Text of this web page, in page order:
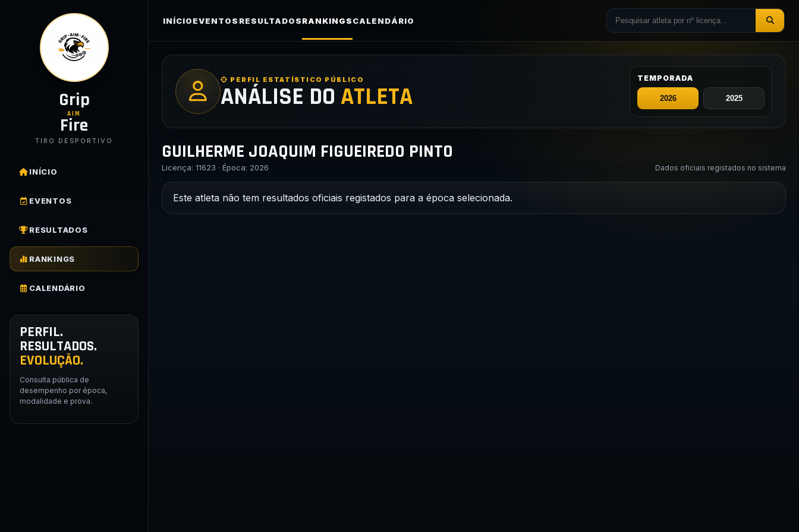
Grip
AIM
Fire
TIRO DESPORTIVO
INÍCIO
EVENTOS
RESULTADOS
RANKINGS
CALENDÁRIO
PERFIL.
RESULTADOS.
EVOLUÇÃO.
Consulta pública de
desempenho por época,
modalidade e prova.
INÍCIOEVENTOS RESULTADOSRANKINGSCALENDÁRIO
PERFIL ESTATÍSTICO PÚBLICO
ANÁLISE DO ATLETA
TEMPORADA
GUILHERME JOAQUIM FIGUEIREDO PINTO
Licença: 11623 · Época: 2026 Dados oficiais registados no sistema
Este atleta não tem resultados oficiais registados para a época selecionada.